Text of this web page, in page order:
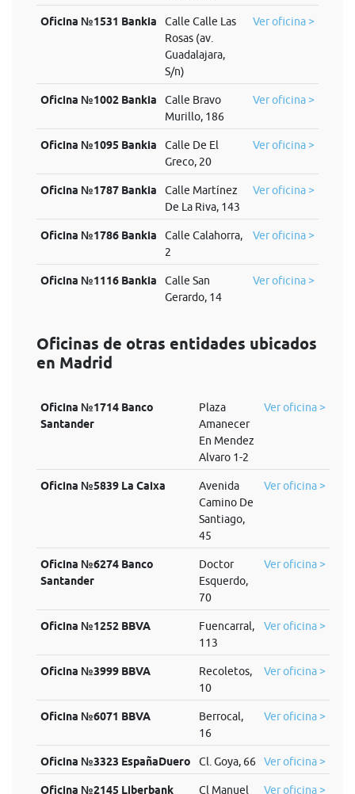
Oficina №1531 Bankia
Calle Calle Las
Rosas (av.
Guadalajara,
S/n)
Ver oficina >
Oficina №1002 Bankia
Calle Bravo
Murillo, 186
Ver oficina >
Oficina №1095 Bankia
Calle De El
Greco, 20
Ver oficina >
Oficina №1787 Bankia
Calle Martínez
De La Riva, 143
Ver oficina >
Oficina №1786 Bankia
Calle Calahorra,
2
Ver oficina >
Oficina №1116 Bankia
Calle San
Gerardo, 14
Ver oficina >
Oficinas de otras entidades ubicados
en Madrid
Oficina №1714 Banco
Santander
Plaza
Amanecer
En Mendez
Alvaro 1-2
Ver oficina >
Oficina №5839 La Caixa
Avenida
Camino De
Santiago,
45
Ver oficina >
Oficina №6274 Banco
Santander
Doctor
Esquerdo,
70
Ver oficina >
Oficina №1252 BBVA
Fuencarral,
113
Ver oficina >
Oficina №3999 BBVA
Recoletos,
10
Ver oficina >
Oficina №6071 BBVA
Berrocal,
16
Ver oficina >
Oficina №3323 EspañaDuero Cl. Goya, 66 Ver oficina >
Oficina №2145 Liberbank
Cl Manuel
Ver oficina >